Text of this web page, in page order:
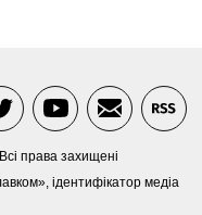
права захищені
ідентифікатор медіа